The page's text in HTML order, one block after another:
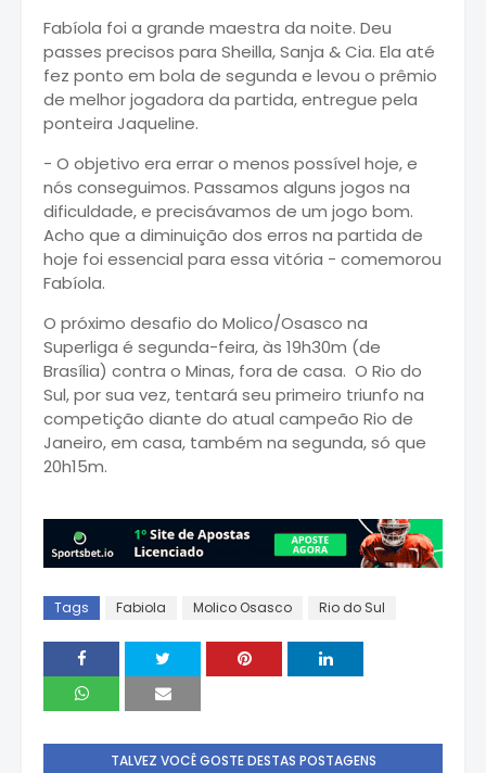
Fabíola foi a grande maestra da noite. Deu
passes precisos para Sheilla, Sanja & Cia. Ela até
fez ponto em bola de segunda e levou o prêmio
de melhor jogadora da partida, entregue pela
ponteira Jaqueline.
- O objetivo era errar o menos possível hoje, e
nós conseguimos. Passamos alguns jogos na
dificuldade, e precisávamos de um jogo bom.
Acho que a diminuição dos erros na partida de
hoje foi essencial para essa vitória - comemorou
Fabíola.
O próximo desafio do Molico/Osasco na
Superliga é segunda-feira, às 19h30m (de
Brasília) contra o Minas, fora de casa. O Rio do
Sul, por sua vez, tentará seu primeiro triunfo na
competição diante do atual campeão Rio de
Janeiro, em casa, também na segunda, só que
20h15m.
Tags Fabiola Molico Osasco Rio do Sul
TALVEZ VOCÊ GOSTE DESTAS POSTAGENS